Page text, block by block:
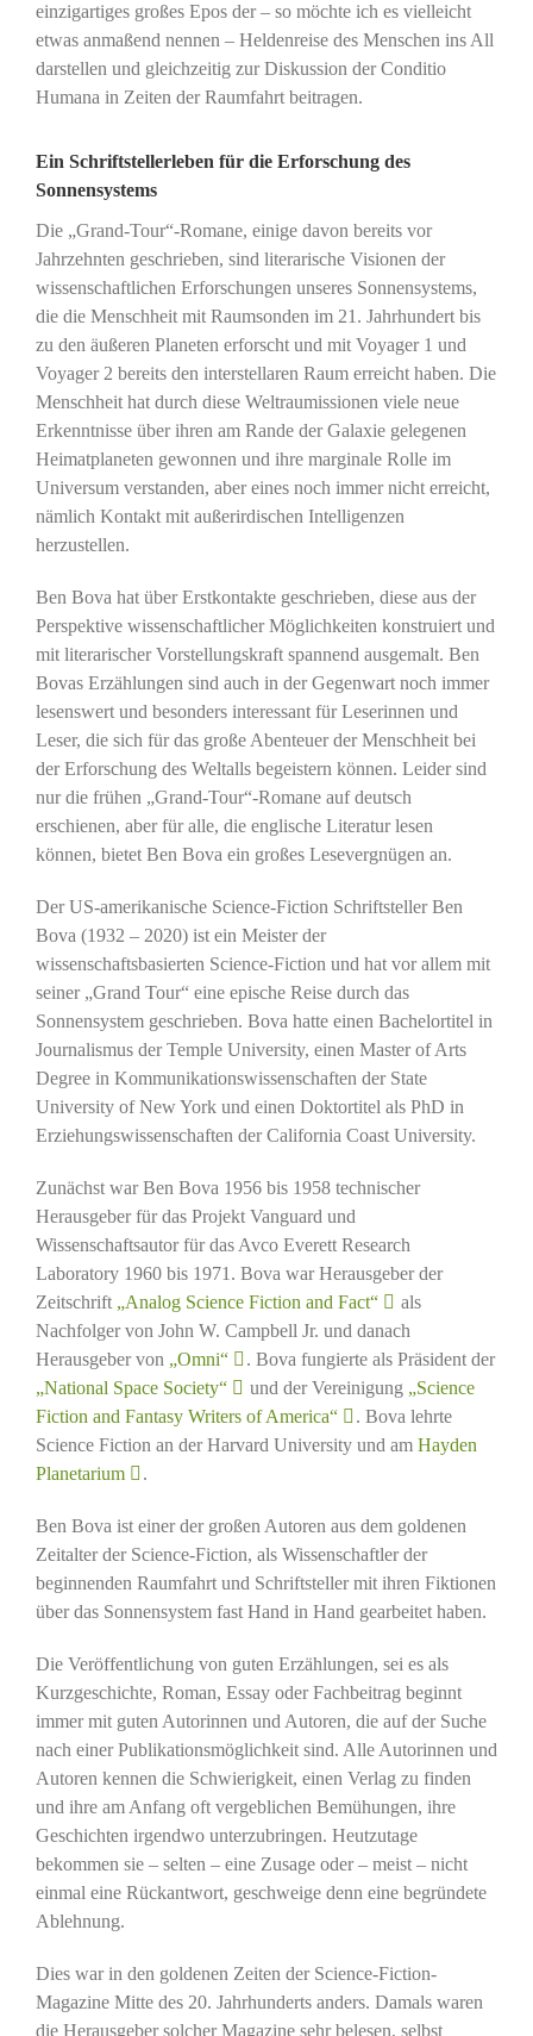
einzigartiges großes Epos der – so möchte ich es vielleicht
etwas anmaßend nennen – Heldenreise des Menschen ins All
darstellen und gleichzeitig zur Diskussion der Conditio
Humana in Zeiten der Raumfahrt beitragen.
Ein Schriftstellerleben für die Erforschung des
Sonnensystems
Die „Grand-Tour“-Romane, einige davon bereits vor
Jahrzehnten geschrieben, sind literarische Visionen der
wissenschaftlichen Erforschungen unseres Sonnensystems,
die die Menschheit mit Raumsonden im 21. Jahrhundert bis
zu den äußeren Planeten erforscht und mit Voyager 1 und
Voyager 2 bereits den interstellaren Raum erreicht haben. Die
Menschheit hat durch diese Weltraumissionen viele neue
Erkenntnisse über ihren am Rande der Galaxie gelegenen
Heimatplaneten gewonnen und ihre marginale Rolle im
Universum verstanden, aber eines noch immer nicht erreicht,
nämlich Kontakt mit außerirdischen Intelligenzen
herzustellen.
Ben Bova hat über Erstkontakte geschrieben, diese aus der
Perspektive wissenschaftlicher Möglichkeiten konstruiert und
mit literarischer Vorstellungskraft spannend ausgemalt. Ben
Bovas Erzählungen sind auch in der Gegenwart noch immer
lesenswert und besonders interessant für Leserinnen und
Leser, die sich für das große Abenteuer der Menschheit bei
der Erforschung des Weltalls begeistern können. Leider sind
nur die frühen „Grand-Tour“-Romane auf deutsch
erschienen, aber für alle, die englische Literatur lesen
können, bietet Ben Bova ein großes Lesevergnügen an.
Der US-amerikanische Science-Fiction Schriftsteller Ben
Bova (1932 – 2020) ist ein Meister der
wissenschaftsbasierten Science-Fiction und hat vor allem mit
seiner „Grand Tour“ eine epische Reise durch das
Sonnensystem geschrieben. Bova hatte einen Bachelortitel in
Journalismus der Temple University, einen Master of Arts
Degree in Kommunikationswissenschaften der State
University of New York und einen Doktortitel als PhD in
Erziehungswissenschaften der California Coast University.
Zunächst war Ben Bova 1956 bis 1958 technischer
Herausgeber für das Projekt Vanguard und
Wissenschaftsautor für das Avco Everett Research
Laboratory 1960 bis 1971. Bova war Herausgeber der
Zeitschrift „Analog Science Fiction and Fact“
als
Nachfolger von John W. Campbell Jr. und danach
Herausgeber von „Omni“
. Bova fungierte als Präsident der
„National Space Society“
und der Vereinigung „Science
Fiction and Fantasy Writers of America“
. Bova lehrte
Science Fiction an der Harvard University und am Hayden
Planetarium
.
Ben Bova ist einer der großen Autoren aus dem goldenen
Zeitalter der Science-Fiction, als Wissenschaftler der
beginnenden Raumfahrt und Schriftsteller mit ihren Fiktionen
über das Sonnensystem fast Hand in Hand gearbeitet haben.
Die Veröffentlichung von guten Erzählungen, sei es als
Kurzgeschichte, Roman, Essay oder Fachbeitrag beginnt
immer mit guten Autorinnen und Autoren, die auf der Suche
nach einer Publikationsmöglichkeit sind. Alle Autorinnen und
Autoren kennen die Schwierigkeit, einen Verlag zu finden
und ihre am Anfang oft vergeblichen Bemühungen, ihre
Geschichten irgendwo unterzubringen. Heutzutage
bekommen sie – selten – eine Zusage oder – meist – nicht
einmal eine Rückantwort, geschweige denn eine begründete
Ablehnung.
Dies war in den goldenen Zeiten der Science-Fiction-
Magazine Mitte des 20. Jahrhunderts anders. Damals waren
die Herausgeber solcher Magazine sehr belesen, selbst